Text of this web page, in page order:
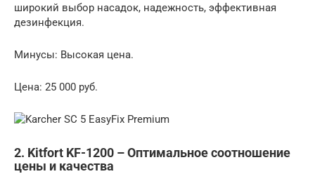
широкий выбор насадок, надежность, эффективная
дезинфекция.
Минусы: Высокая цена.
Цена: 25 000 руб.
2. Kitfort KF-1200 – Оптимальное соотношение
цены и качества